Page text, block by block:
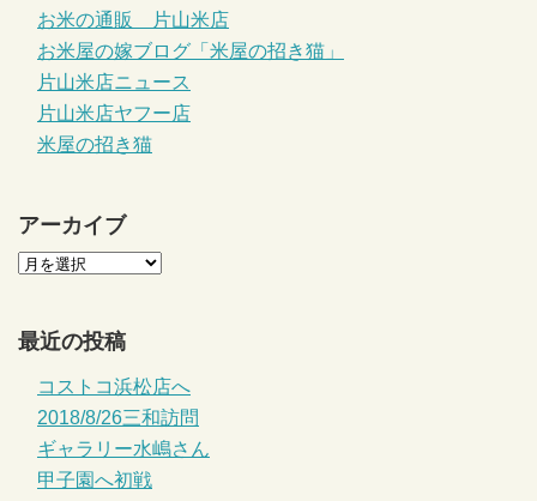
お米の通販 片山米店
お米屋の嫁ブログ「米屋の招き猫」
片山米店ニュース
片山米店ヤフー店
米屋の招き猫
アーカイブ
最近の投稿
コストコ浜松店へ
2018/8/26三和訪問
ギャラリー水嶋さん
甲子園へ初戦